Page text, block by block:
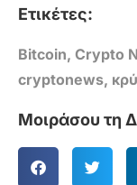
Ετικέτες:
Bitcoin, Crypto
cryptonews,
Μοιράσου τη